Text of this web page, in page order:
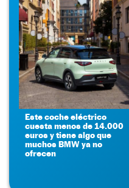
Este coche eléctrico
cuesta menos de 14.000
euros y tiene algo que
muchos BMW ya no
ofrecen